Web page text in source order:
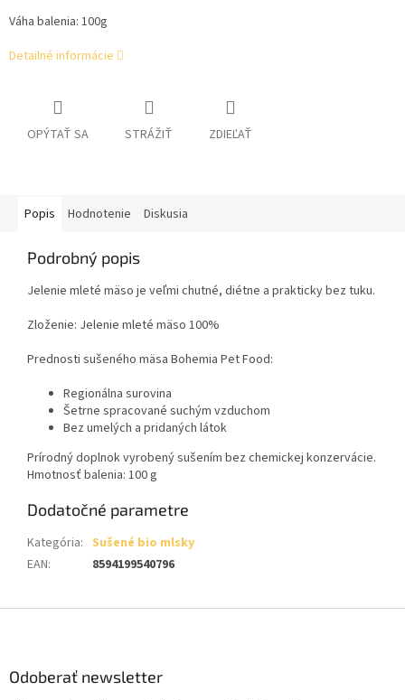
Váha balenia: 100g
Detailné informácie
OPÝTAŤ SA STRÁŽIŤ ZDIEĽAŤ
Popis Hodnotenie Diskusia
Podrobný popis
Jelenie mleté mäso je veľmi chutné, diétne a prakticky bez tuku.
Zloženie: Jelenie mleté mäso 100%
Prednosti sušeného mäsa Bohemia Pet Food:
Regionálna surovina
Šetrne spracované suchým vzduchom
Bez umelých a pridaných látok
Prírodný doplnok vyrobený sušením bez chemickej konzervácie.
Hmotnosť balenia: 100 g
Dodatočné parametre
Kategória: Sušené bio mlsky
EAN: 8594199540796
Odoberať newsletter